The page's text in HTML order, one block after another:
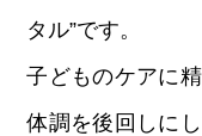
タル”です。
子どものケアに
体調を後回しに